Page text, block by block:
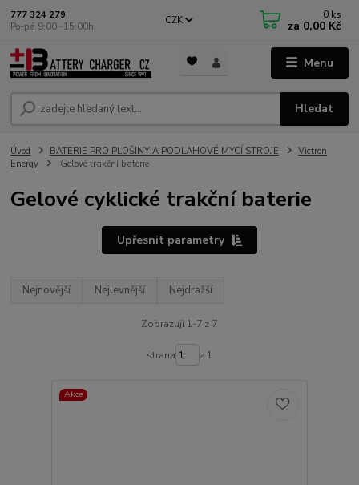
Menu
CZK
Hledat
777 324 279
Po-pá 9:00 -15:00h
0 ks
za 0,00 Kč
Úvod BATERIE PRO PLOŠINY A PODLAHOVÉ MYCÍ STROJE
Victron
Energy
Gelové trakční baterie
Gelové cyklické trakční baterie
Upřesnit parametry
Nejnovější Nejlevnější Nejdražší
Zobrazuji 1-7 z 7
strana z 1
Akce